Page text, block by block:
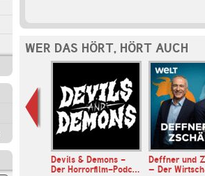
WER DAS HÖRT, HÖRT AUCH
Devils & Demons -
Der Horrorfilm-Podc…
Deffner und
– Der